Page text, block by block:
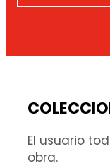
El usuario
obra.